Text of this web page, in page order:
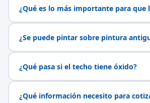
¿Qué es lo más importante para que
¿Se puede pintar sobre pintura
¿Qué pasa si el techo tiene óxido?
¿Qué información necesito para